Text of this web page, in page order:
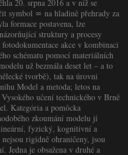
20. srpna 2016 a v níž se
symbol ∞ na hladině přehrady za
formace postavena, lze
struktury a procesy
akce v kombinaci
schématu pomocí materiálních
už bezmála deset let – a to
tvorbě), tak na úrovni
Model a metoda; letos na
učení technického v Brně
Kategória a pomôcka
zkoumání modelu jí
fyzický, kognitivní a
rigidně ohraničeny, jsou
Jedna je obsažena v druhé a